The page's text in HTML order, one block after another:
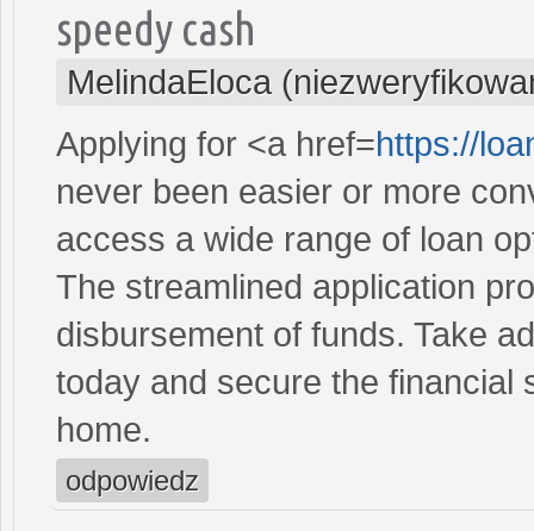
speedy cash
MelindaEloca
Applying for <a href=https://
never been easier or more
access a wide range of loan
The streamlined application
disbursement of funds. Take
today and secure the financial
home.
odpowiedz